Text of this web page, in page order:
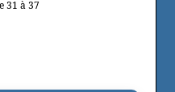
31 à 37